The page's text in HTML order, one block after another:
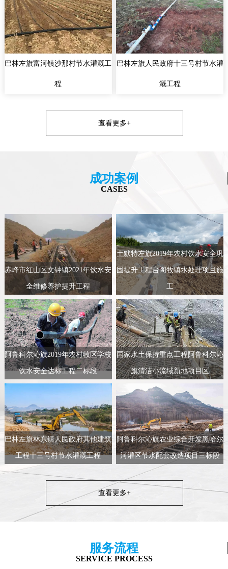
巴林左旗富河镇沙那村节水灌溉工
程
巴林左旗人民政府十三号村节水灌
溉工程
查看更多+
成功案例
CASES
赤峰市红山区文钟镇2021年饮水安
全维修养护提升工程
土默特左旗2019年农村饮水安全巩
固提升工程台阁牧镇水处理项且施
工
阿鲁科尔沁旗2019年农村牧区学校
饮水安全达标工程二标段
国家水土保持重点工程阿鲁科尔沁
旗清洁小流域新地项目区
巴林左旗林东镇人民政府其他建筑
工程十三号村节水灌溉工程
阿鲁科尔沁旗农业综合开发黑哈尔
河灌区节水配套改造项目三标段
查看更多+
服务流程
SERVICE PROCESS